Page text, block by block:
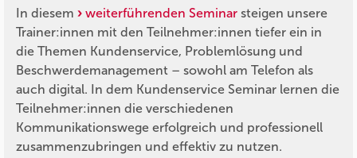
In diesem weiterführenden Seminar steigen unsere
Trainer:innen mit den Teilnehmer:innen tiefer ein in
die Themen Kundenservice, Problemlösung und
Beschwerdemanagement – sowohl am Telefon als
auch digital. In dem Kundenservice Seminar lernen die
Teilnehmer:innen die verschiedenen
Kommunikationswege erfolgreich und professionell
zusammenzubringen und effektiv zu nutzen.